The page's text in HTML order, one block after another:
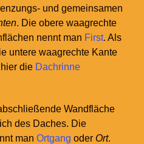
und gemeinsamen
. Die obere waagrechte
nennt man First. Als
untere waagrechte Kante
die Dachrinne
Wandfläche
des Daches. Die
man Ortgang oder Ort.